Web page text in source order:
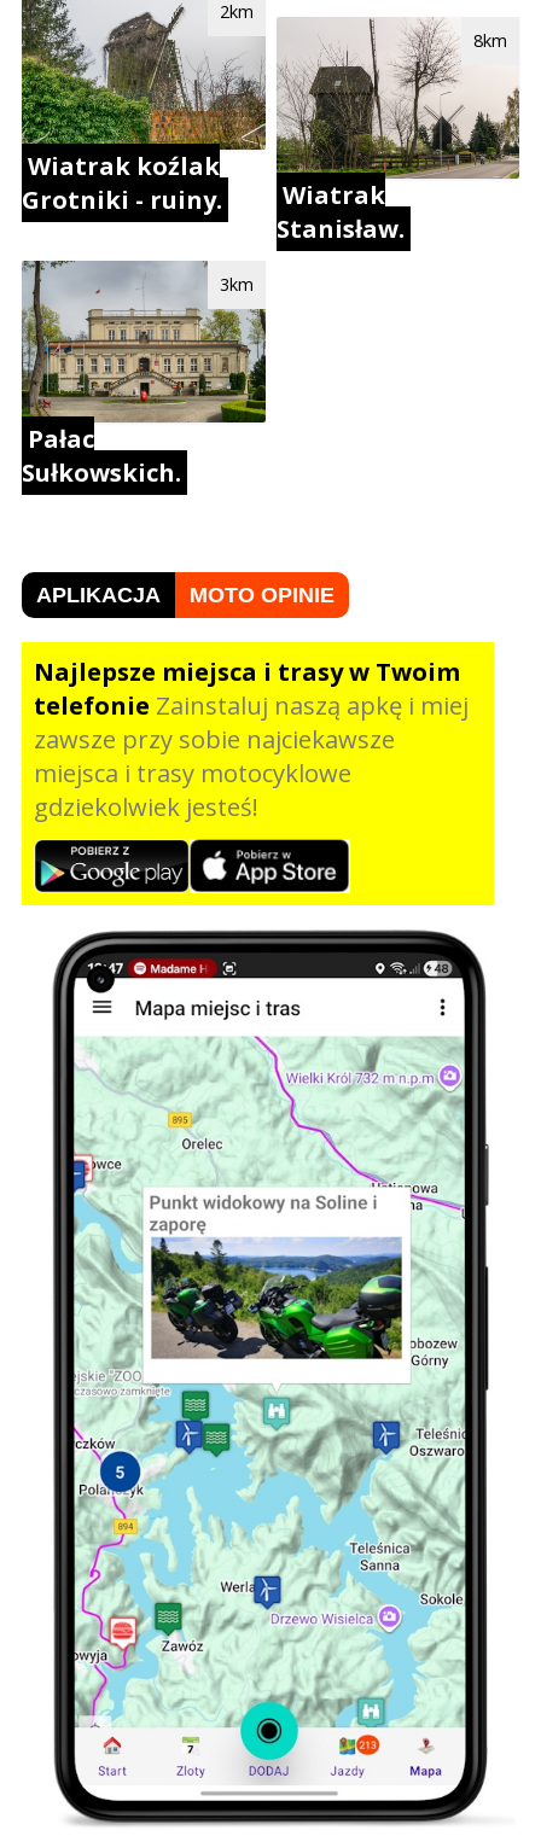
Wiatrak koźlak
Grotniki - ruiny.
2km
Pałac
Sułkowskich.
3km
Wiatrak
Stanisław.
8km
APLIKACJA MOTO OPINIE
Najlepsze miejsca i trasy w Twoim
telefonie Zainstaluj naszą apkę i miej
zawsze przy sobie najciekawsze
miejsca i trasy motocyklowe
gdziekolwiek jesteś!